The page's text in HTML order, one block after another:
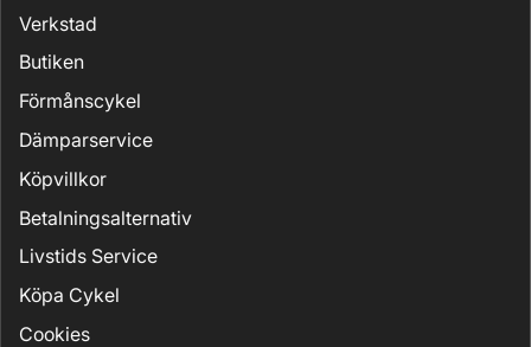
Verkstad
Butiken
Förmånscykel
Dämparservice
Köpvillkor
Betalningsalternativ
Livstids Service
Köpa Cykel
Cookies